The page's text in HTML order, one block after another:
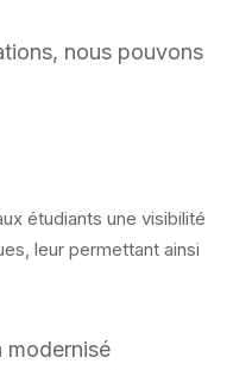
nous pouvons
étudiants une visibilité
leur permettant ainsi
modernisé